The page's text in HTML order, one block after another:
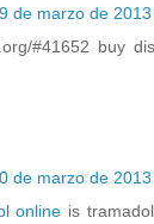
de marzo de
#41652 buy
de marzo de
online is